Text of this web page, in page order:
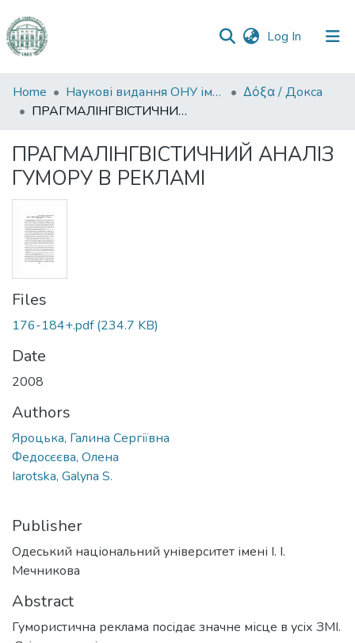
Log In (current)
Communities
&
All of DSpace
Statistics
Home Наукові видання ОНУ імені І. І. Мечникова
Δόξα / Докса
ПРАГМАЛІНГВІСТИЧНИЙ АНАЛІЗ ГУМОРУ В РЕКЛАМІ
ПРАГМАЛІНГВІСТИЧНИЙ АНАЛІЗ
ГУМОРУ В РЕКЛАМІ
Files
176-184+.pdf(234.7 KB)
Date
2008
Authors
Яроцька, Галина Сергіївна
Федосєєва, Олена
Iarotska, Galyna S.
Publisher
Одеський національний університет імені І. І.
Мечникова
Abstract
Гумористична реклама посідає значне місце в усіх ЗМІ.